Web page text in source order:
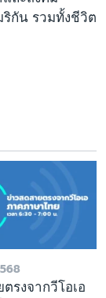
ริกัน รวมทั้งชีวิต
รงจากวีโอเอ